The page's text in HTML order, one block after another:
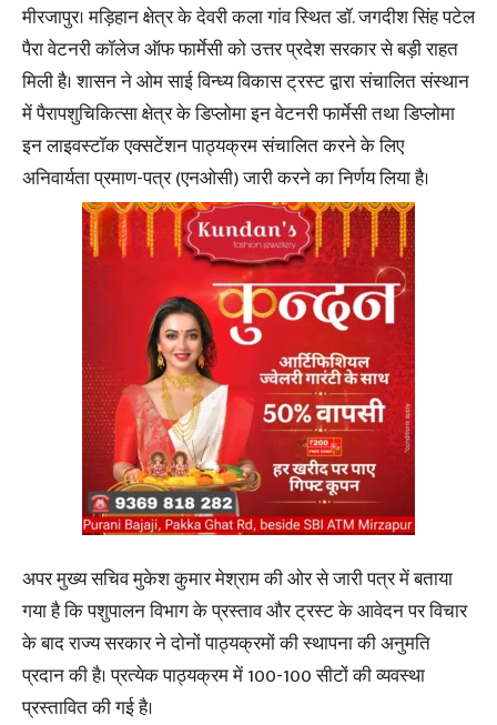
मीरजापुर। मड़िहान क्षेत्र के देवरी कला गांव स्थित डॉ. जगदीश सिंह पटेल
पैरा वेटनरी कॉलेज ऑफ फार्मेसी को उत्तर प्रदेश सरकार से बड़ी राहत
मिली है। शासन ने ओम साई विन्ध्य विकास ट्रस्ट द्वारा संचालित संस्थान
में पैरापशुचिकित्सा क्षेत्र के डिप्लोमा इन वेटनरी फार्मेसी तथा डिप्लोमा
इन लाइवस्टॉक एक्सटेंशन पाठ्यक्रम संचालित करने के लिए
अनिवार्यता प्रमाण-पत्र (एनओसी) जारी करने का निर्णय लिया है।
अपर मुख्य सचिव मुकेश कुमार मेश्राम की ओर से जारी पत्र में बताया
गया है कि पशुपालन विभाग के प्रस्ताव और ट्रस्ट के आवेदन पर विचार
के बाद राज्य सरकार ने दोनों पाठ्यक्रमों की स्थापना की अनुमति
प्रदान की है। प्रत्येक पाठ्यक्रम में 100-100 सीटों की व्यवस्था
प्रस्तावित की गई है।